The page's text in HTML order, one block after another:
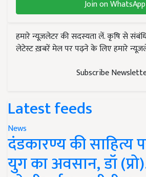
Join on WhatsApp
हमारे न्यूज़लेटर की सदस्यता लें. कृषि से
लेटेस्ट ख़बरें मेल पर पढ़ने के लिए हमारे
Subscribe
Latest feeds
News
दंडकारण्य की साहित्य
युग का अवसान, डॉ